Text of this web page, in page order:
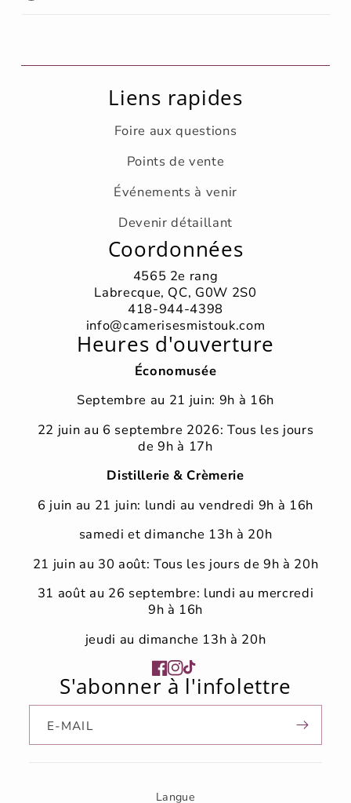
Coordonnées
4565 2e rang
Labrecque, QC, G0W 2S0
418-944-4398
info@camerisesmistouk.com
Heures d'ouverture
Économusée
Septembre au 21 juin: 9h à 16h
22 juin au 6 septembre 2026: Tous les jours
de 9h à 17h
Distillerie & Crèmerie
6 juin au 21 juin: lundi au vendredi 9h à 16h
samedi et dimanche 13h à 20h
21 juin au 30 août: Tous les jours de 9h à 20h
31 août au 26 septembre: lundi au mercredi
9h à 16h
jeudi au dimanche 13h à 20h
Liens rapides
Foire aux questions
Points de vente
Événements à venir
Devenir détaillant
Facebook
Instagram
TikTok
S'abonner à l'infolettre
E-MAIL
Langue